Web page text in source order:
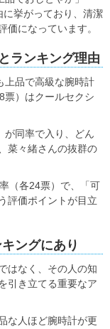
に挙がっており、清潔
価になっています。
ランキング理由
上品で高級な腕時計
票）はクールセクシ
が同率で入り、どん
菜々緒さんの抜群の
（各24票）で、「可
評価ポイントが目立
ングにあり
はなく、その人の知
引き立てる重要なア
な人ほど腕時計が更